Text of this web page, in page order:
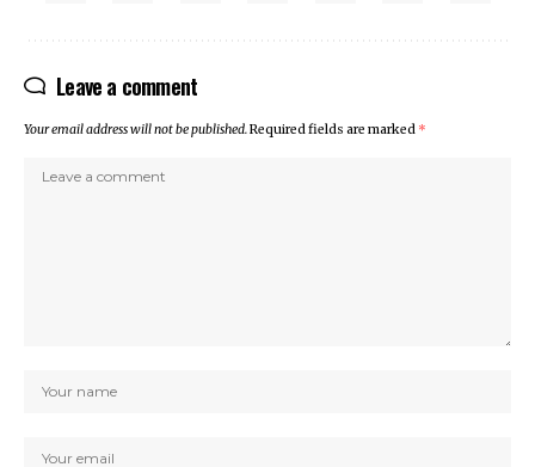
Leave a comment
Your email address will not be published.Required fields are marked *